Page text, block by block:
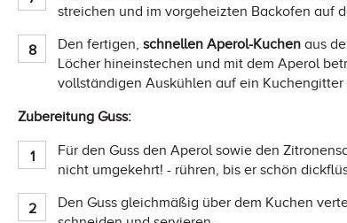
streichen und im vorgeheizten Backofen auf
Den fertigen, schnellen Aperol-Kuchen aus
Löcher hineinstechen und mit dem Aperol
vollständigen Auskühlen auf ein Kuchengitter
Zubereitung Guss:
Für den Guss den Aperol sowie den
nicht umgekehrt! - rühren, bis er schön
Den Guss gleichmäßig über dem Kuchen